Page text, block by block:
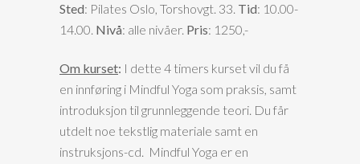
Sted: Pilates Oslo, Torshovgt. 33. Tid: 10.00-
14.00. Nivå: alle nivåer. Pris: 1250,-
Om kurset: I dette 4 timers kurset vil du få
en innføring i Mindful Yoga som praksis, samt
introduksjon til grunnleggende teori. Du får
utdelt noe tekstlig materiale samt en
instruksjons-cd. Mindful Yoga er en